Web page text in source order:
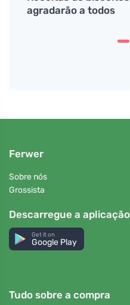
agradarão a todos
Ferwer
Sobre nós
Grossista
Descarregue a aplicação
Get it on
Google Play
Tudo sobre a compra